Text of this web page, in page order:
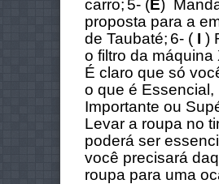
carro; 5- (E)
proposta para a
de Taubaté; 6- ( I )
o filtro da máquina
É claro que só
o que é Essencial,
Importante ou
Levar a roupa no
poderá ser
você precisará
roupa para uma